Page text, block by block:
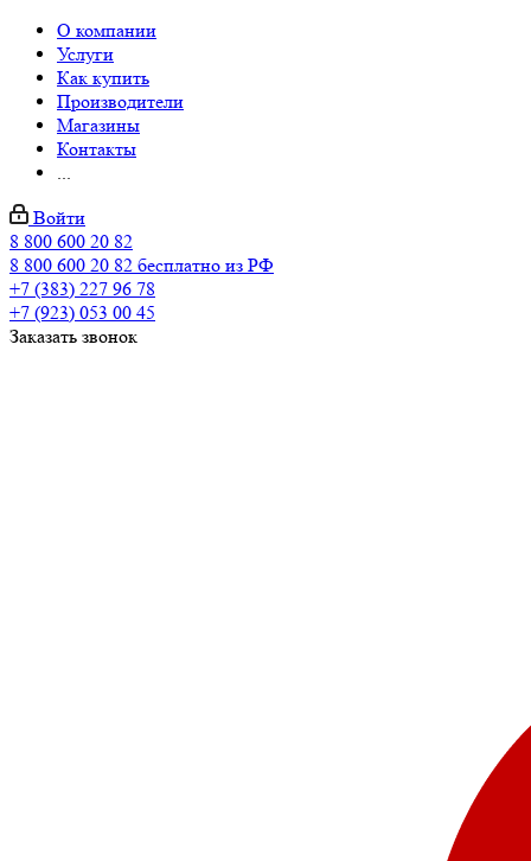
О компании
Услуги
Как купить
Производители
Магазины
Контакты
...
Войти
8 800 600 20 82
8 800 600 20 82 бесплатно из РФ
+7 (383) 227 96 78
+7 (923) 053 00 45
Заказать звонок